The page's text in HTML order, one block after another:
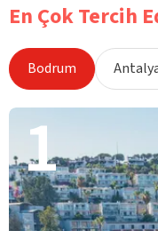
En Çok Tercih
Bodrum
1